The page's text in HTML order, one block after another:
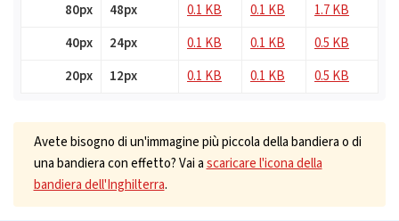
80px
48px 0.1 KB 0.1 KB
1.7 KB
40px
24px 0.1 KB 0.1 KB
0.5 KB
20px
12px 0.1 KB 0.1 KB 0.5 KB
Avete bisogno di un'immagine più piccola della bandiera o di
una bandiera con effetto? Vai ascaricare l'icona della
bandiera dell'Inghilterra.